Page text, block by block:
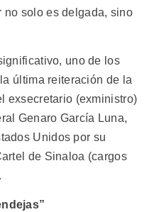
no solo es delgada, sino
uno de los
última reiteración de la
exsecretario (exministro)
Genaro García Luna,
Unidos por su
de Sinaloa (cargos